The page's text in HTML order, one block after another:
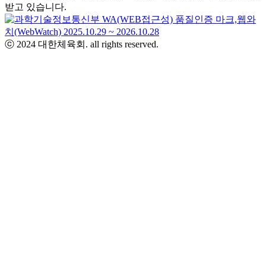
받고 있습니다.
ⓒ 2024 대한체육회. all rights reserved.